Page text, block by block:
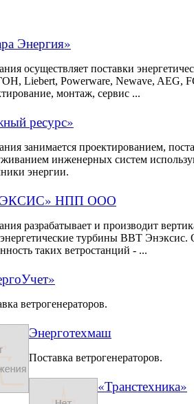
Энергия»
осуществляет поставки
Liebert, Powerware, Newave, AEG,
монтаж, сервис ...
ресурс»
занимается проектированием,
инженерных систем
энергии.
НПП ООО
разрабатывает и производит
турбины ВВТ Энэксис.
таких ветростанций - ...
ветрогенераторов.
Энерготехмаш
Поставка ветрогенераторов.
«Транстехника»